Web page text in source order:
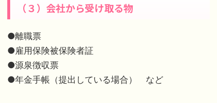
（３）会社から受け取る物
●離職票
●雇用保険被保険者証
●源泉徴収票
●年金手帳（提出している場合） など